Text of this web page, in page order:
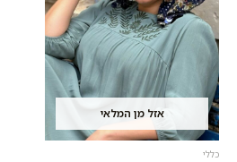
אזל מן המלאי
כללי